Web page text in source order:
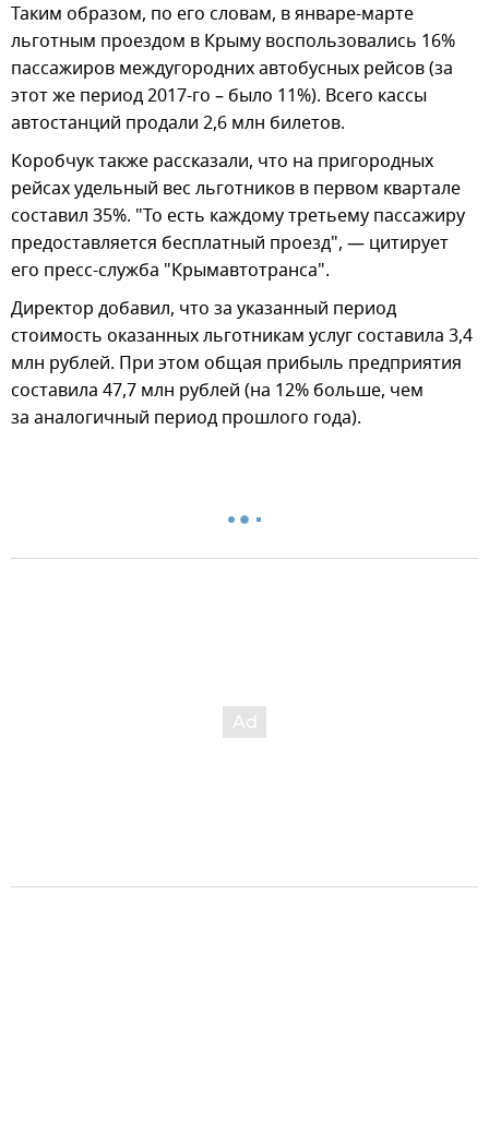
Таким образом, по его словам, в январе-марте
льготным проездом в Крыму воспользовались 16%
пассажиров междугородних автобусных рейсов (за
этот же период 2017-го – было 11%). Всего кассы
автостанций продали 2,6 млн билетов.
Коробчук также рассказали, что на пригородных
рейсах удельный вес льготников в первом квартале
составил 35%. "То есть каждому третьему пассажиру
предоставляется бесплатный проезд", — цитирует
его пресс-служба "Крымавтотранса".
Директор добавил, что за указанный период
стоимость оказанных льготникам услуг составила 3,4
млн рублей. При этом общая прибыль предприятия
составила 47,7 млн рублей (на 12% больше, чем
за аналогичный период прошлого года).